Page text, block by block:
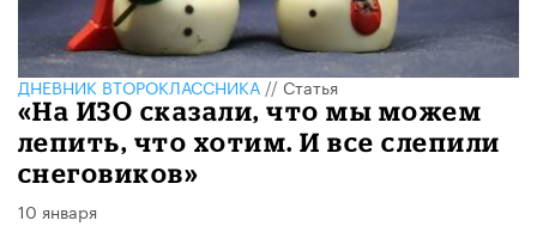
ДНЕВНИК ВТОРОКЛАССНИКА//Статья
«На ИЗО сказали, что мы можем
лепить, что хотим. И все слепили
снеговиков»
10 января